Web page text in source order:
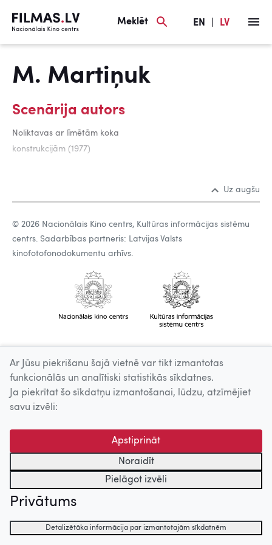
Meklēt EN LV
M. Martiņuk
Scenārija autors
Noliktavas ar līmētām koka
konstrukcijām (1977)
Uz augšu
© 2026 Nacionālais Kino centrs, Kultūras informācijas sistēmu
centrs. Sadarbības partneris: Latvijas Valsts
kinofotofonodokumentu arhīvs.
Ar Jūsu piekrišanu šajā vietnē var tikt izmantotas
funkcionālās un analītiski statistikās sīkdatnes.
Ja piekrītat šo sīkdatņu izmantošanai, lūdzu, atzīmējiet
savu izvēli:
Apstiprināt
Noraidīt
Pielāgot izvēli
Privātums
Detalizētāka informācija par izmantotajām sīkdatnēm